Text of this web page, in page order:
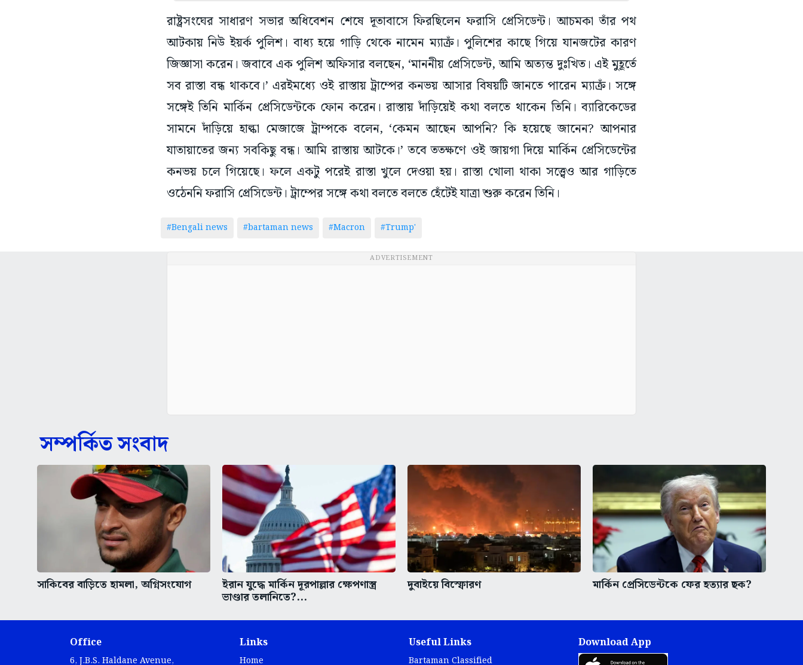
রাষ্ট্রসংঘের সাধারণ সভার অধিবেশন শেষে দূতাবাসে ফিরছিলেন ফরাসি প্রেসিডেন্ট। আচমকা তাঁর পথ
আটকায় নিউ ইয়র্ক পুলিশ। বাধ্য হয়ে গাড়ি থেকে নামেন ম্যাক্রঁ। পুলিশের কাছে গিয়ে যানজটের কারণ
জিজ্ঞাসা করেন। জবাবে এক পুলিশ অফিসার বলছেন, ‘মাননীয় প্রেসিডেন্ট, আমি অত্যন্ত দুঃখিত। এই মুহূর্তে
সব রাস্তা বন্ধ থাকবে।’ এরইমধ্যে ওই রাস্তায় ট্রাম্পের কনভয় আসার বিষয়টি জানতে পারেন ম্যাক্রঁ। সঙ্গে
সঙ্গেই তিনি মার্কিন প্রেসিডেন্টকে ফোন করেন। রাস্তায় দাঁড়িয়েই কথা বলতে থাকেন তিনি। ব্যারিকেডের
সামনে দাঁড়িয়ে হাল্কা মেজাজে ট্রাম্পকে বলেন, ‘কেমন আছেন আপনি? কি হয়েছে জানেন? আপনার
যাতায়াতের জন্য সবকিছু বন্ধ। আমি রাস্তায় আটকে।’ তবে ততক্ষণে ওই জায়গা দিয়ে মার্কিন প্রেসিডেন্টের
কনভয় চলে গিয়েছে। ফলে একটু পরেই রাস্তা খুলে দেওয়া হয়। রাস্তা খোলা থাকা সত্ত্বেও আর গাড়িতে
ওঠেননি ফরাসি প্রেসিডেন্ট। ট্রাম্পের সঙ্গে কথা বলতে বলতে হেঁটেই যাত্রা শুরু করেন তিনি।
#Bengali news #bartaman news #Macron #Trump'
ADVERTISEMENT
সম্পর্কিত সংবাদ
সাকিবের বাড়িতে হামলা, অগ্নিসংযোগ ইরান যুদ্ধে মার্কিন দূরপাল্লার ক্ষেপণাস্ত্র
ভাণ্ডার তলানিতে?...
দুবাইয়ে বিস্ফোরণ মার্কিন প্রেসিডেন্টকে ফের হত্যার ছক?
Office
6, J.B.S. Haldane Avenue,
Links
Home
Useful Links
Bartaman Classified
Download App